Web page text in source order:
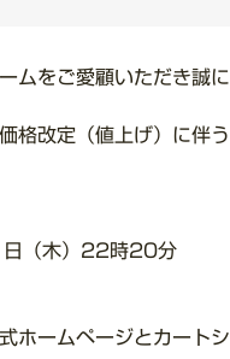
ムをご愛顧いただき誠
格改定（値上げ）に伴
（木）22時20分
ホームページとカート